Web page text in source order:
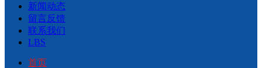
新闻动态
留言反馈
联系我们
LBS
首页